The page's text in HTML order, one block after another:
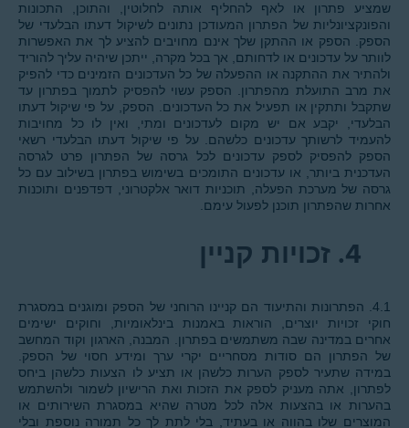
שמציע פתרון או לאף להחליף אותה לחלוטין, והתוכן, התכונות
והפונקציונליות של הפתרון המעודכן נתונים לשיקול דעתו הבלעדי של
הספק. הספק או ההתקן שלך אינם מחויבים להציע לך את האפשרות
לוותר על עדכונים או לדחותם, אך בכל מקרה, ייתכן שיהיה עליך להוריד
ולהתיר את ההתקנה או ההפעלה של כל העדכונים הזמינים כדי להפיק
את מרב התועלת מהפתרון. הספק עשוי להפסיק לתמוך בפתרון עד
שתקבל ותתקין או תפעיל את כל העדכונים. הספק, על פי שיקול דעתו
הבלעדי, יקבע אם יש מקום לעדכונים ומתי, ואין לו כל מחויבות
להעמיד לרשותך עדכונים כלשהם. על פי שיקול דעתו הבלעדי רשאי
הספק להפסיק לספק עדכונים לכל גרסה של הפתרון פרט לגרסה
העדכנית ביותר, או עדכונים התומכים בשימוש בפתרון בשילוב עם כל
גרסה של מערכת הפעלה, תוכניות דואר אלקטרוני, דפדפנים ותוכנות
אחרות שהפתרון תוכנן לפעול עימם.
4. זכויות קניין
4.1. הפתרונות והתיעוד הם קניינו הרוחני של הספק ומוגנים במסגרת
חוקי זכויות יוצרים, הוראות באמנות בינלאומיות, וחוקים ישימים
אחרים במדינה שבה משתמשים בפתרון. המבנה, הארגון וקוד המחשב
של הפתרון הם סודות מסחריים יקרי ערך ומידע חסוי של הספק.
במידה שתעיר לספק הערות כלשהן או תציע לו הצעות כלשהן ביחס
לפתרון, אתה מעניק לספק את הזכות ואת הרישיון לשמור ולהשתמש
בהערות או בהצעות אלה לכל מטרה שהיא במסגרת השירותים או
המוצרים שלו בהווה או בעתיד, בלי לתת לך כל תמורה נוספת ובלי